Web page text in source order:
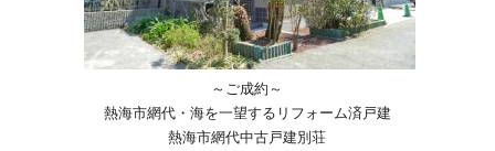
～ご成約～
熱海市網代・海を一望するリフォーム済戸建
熱海市網代中古戸建別荘